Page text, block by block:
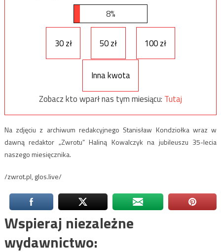
8%
30 zł 50 zł 100 zł
Inna kwota
Zobacz kto wparł nas tym miesiącu: Tutaj
Na zdjęciu z archiwum redakcyjnego Stanisław Kondziołka wraz w
dawną redaktor „Zwrotu” Haliną Kowalczyk na jubileuszu 35-lecia
naszego miesięcznika.
/zwrot.pl, glos.live/
Wspieraj niezależne
wydawnictwo: